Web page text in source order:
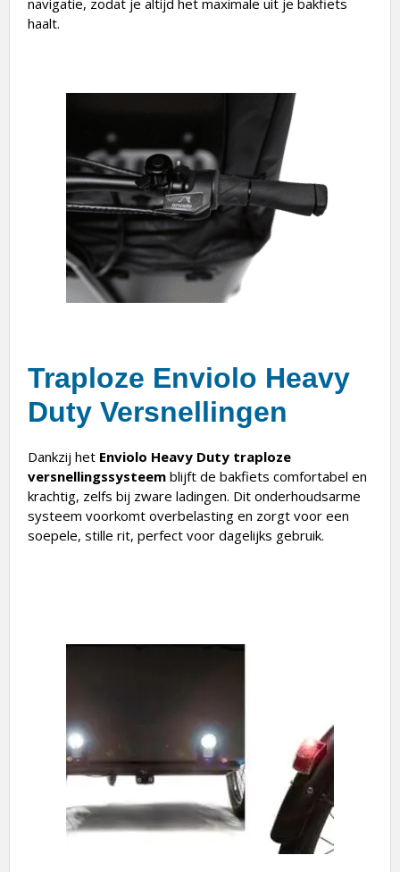
navigatie, zodat je altijd het maximale uit je bakfiets
haalt.
Traploze Enviolo Heavy
Duty Versnellingen
Dankzij het Enviolo Heavy Duty traploze
versnellingssysteem blijft de bakfiets comfortabel en
krachtig, zelfs bij zware ladingen. Dit onderhoudsarme
systeem voorkomt overbelasting en zorgt voor een
soepele, stille rit, perfect voor dagelijks gebruik.